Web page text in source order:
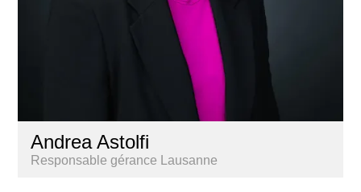
Andrea Astolfi
Responsable gérance Lausanne